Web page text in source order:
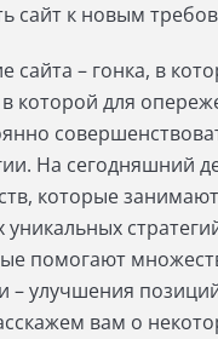
сайт к новым
сайта – гонка, в
которой для
На сегодняшний
которые
уникальных
помогают
– улучшения
вам о